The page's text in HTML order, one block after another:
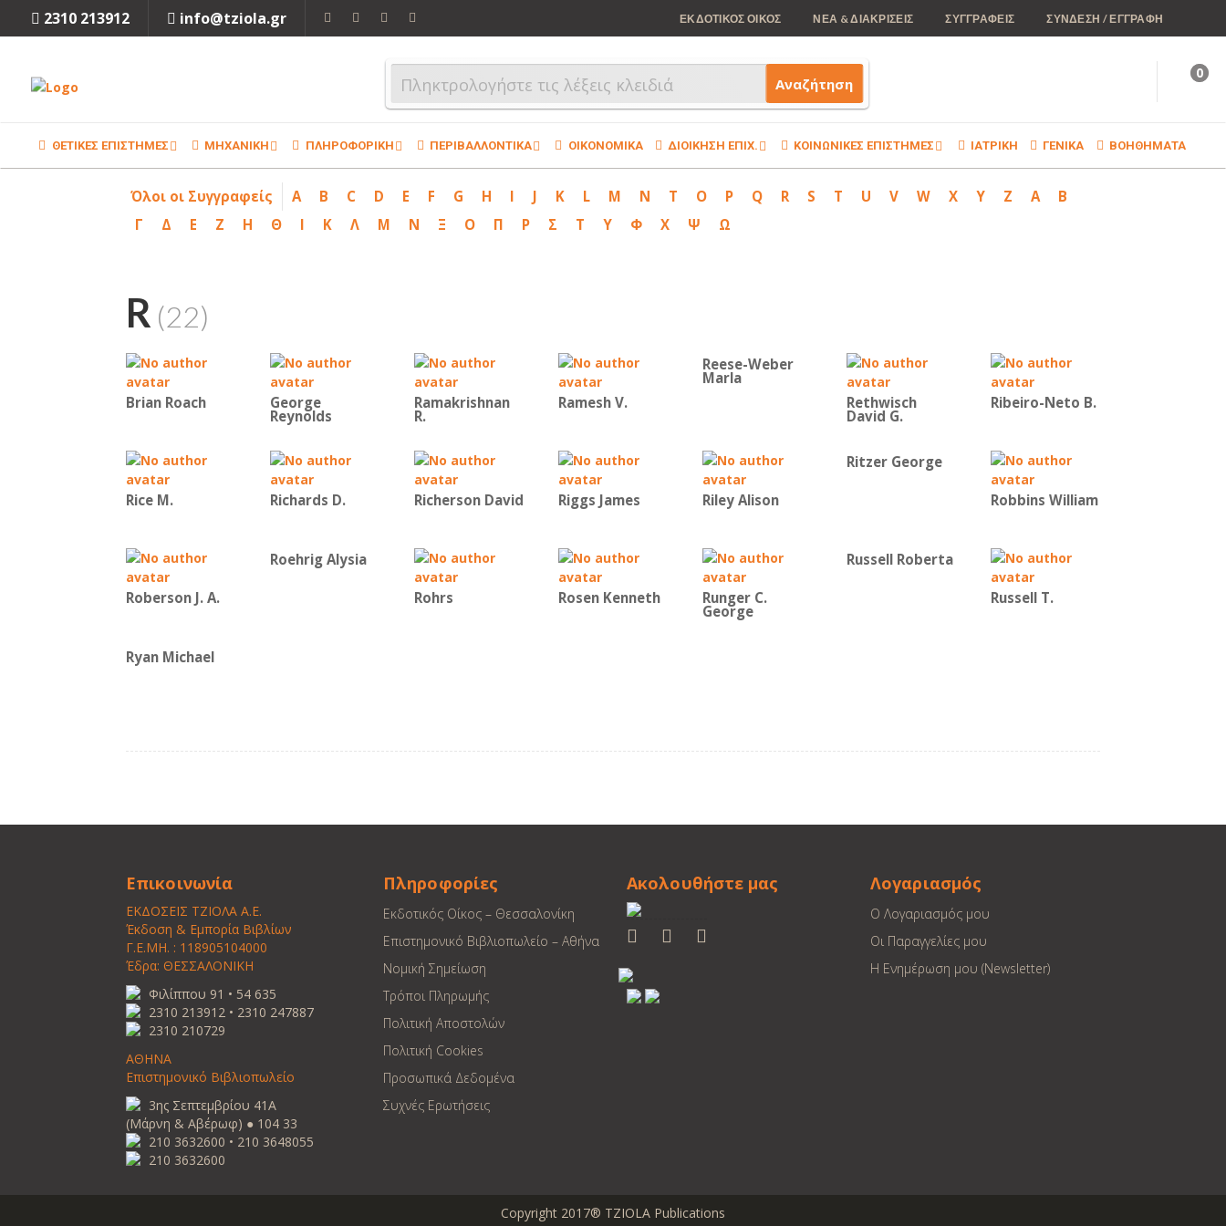
info@tziola.gr
2310 213912 ΕΚΔΟΤΙΚΟΣ ΟΙΚΟΣ ΝΕΑ & ΔΙΑΚΡΙΣΕΙΣ ΣΥΓΓΡΑΦΕΙΣ ΣΥΝΔΕΣΗ / ΕΓΓΡΑΦΗ
Αναζήτηση
0
ΘΕΤΙΚΕΣ ΕΠΙΣΤΗΜΕΣ ΜΗΧΑΝΙΚΗ ΠΛΗΡΟΦΟΡΙΚΗ ΠΕΡΙΒΑΛΛΟΝΤΙΚΑ ΟΙΚΟΝΟΜΙΚΑ ΔΙΟΙΚΗΣΗ ΕΠΙΧ. ΚΟΙΝΩΝΙΚΕΣ ΕΠΙΣΤΗΜΕΣ ΙΑΤΡΙΚΗ ΓΕΝΙΚΑ ΒΟΗΘΗΜΑΤΑ
Όλοι οι Συγγραφείς A B C D E F G H I J K L M N T O P Q R S T U V W X Y Z Α
Β
Γ
Δ Ε Ζ Η Θ Ι Κ Λ Μ Ν Ξ Ο Π Ρ Σ Τ Υ Φ Χ Ψ Ω
R (22)
Brian Roach George
Reynolds
Ramakrishnan
R.
Ramesh V.
Reese-Weber
Marla
Rethwisch
David G.
Ribeiro-Neto B.
Rice Μ. Richards D. Richerson David Riggs James Riley Alison
Ritzer George
Robbins William
Roberson J. A.
Roehrig Alysia
Rohrs Rosen Kenneth Runger C.
George
Russell Roberta
Russell T.
Ryan Michael
Επικοινωνία
ΕΚΔΟΣΕΙΣ ΤΖΙΟΛΑ Α.Ε.
Έκδοση & Εμπορία Βιβλίων
Γ.Ε.ΜΗ. : 118905104000
Έδρα: ΘΕΣΣΑΛΟΝΙΚΗ
Φιλίππου 91 • 54 635
2310 213912 • 2310 247887
2310 210729
ΑΘΗΝΑ
Επιστημονικό Βιβλιοπωλείο
3ης Σεπτεμβρίου 41Α
(Μάρνη & Αβέρωφ) ● 104 33
210 3632600 • 210 3648055
210 3632600
Πληροφορίες
Εκδοτικός Οίκος – Θεσσαλονίκη
Επιστημονικό Βιβλιοπωλείο – Αθήνα
Νομική Σημείωση
Τρόποι Πληρωμής
Πολιτική Αποστολών
Πολιτική Cookies
Προσωπικά Δεδομένα
Συχνές Ερωτήσεις
Ακολουθήστε μας Λογαριασμός
Ο Λογαριασμός μου
Οι Παραγγελίες μου
Η Ενημέρωση μου (Newsletter)
Copyright 2017® TZIOLA Publications